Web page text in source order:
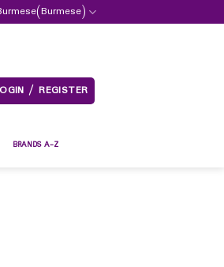
(Burmese)
/ REGISTER
BRANDS A-Z